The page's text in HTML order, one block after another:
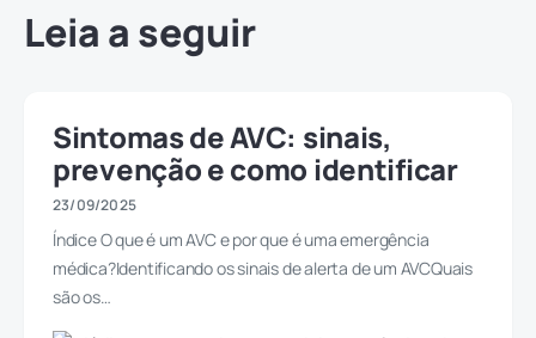
Leia a seguir
Sintomas de AVC: sinais,
prevenção e como identificar
23/09/2025
Índice O que é um AVC e por que é uma emergência
médica?Identificando os sinais de alerta de um AVCQuais
são os…